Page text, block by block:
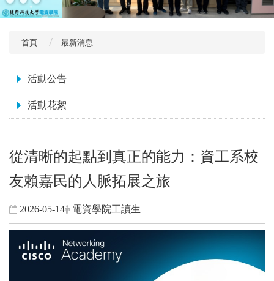
首頁 最新消息
活動公告
活動花絮
從清晰的起點到真正的能力：資工系校
友賴嘉民的人脈拓展之旅
2026-05-14 電資學院工讀生